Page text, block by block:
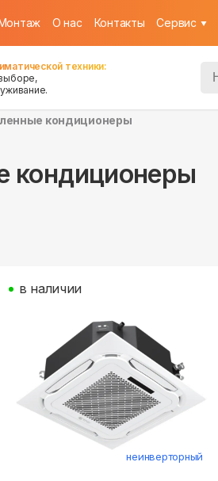
О нас Контакты Cервис
техники:
кондиционеры
кондиционеры
неинверторный
в наличии